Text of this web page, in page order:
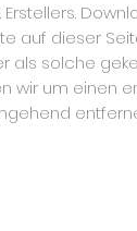
auf dieser
solche
um einen